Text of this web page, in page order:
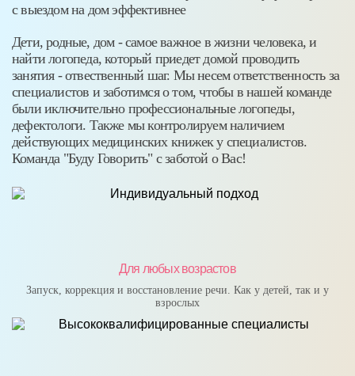
с выездом на дом эффективнее
Дети, родные, дом - самое важное в жизни человека, и
найти логопеда, который приедет домой проводить
занятия - отвественный шаг. Мы несем ответственность за
специалистов и заботимся о том, чтобы в нашей команде
были иключительно профессиональные логопеды,
дефектологи. Также мы контролируем наличием
действующих медицинских книжек у специалистов.
Команда "Буду Говорить" с заботой о Вас!
Для любых возрастов
Запуск, коррекция и восстановление речи. Как у детей, так и у
взрослых